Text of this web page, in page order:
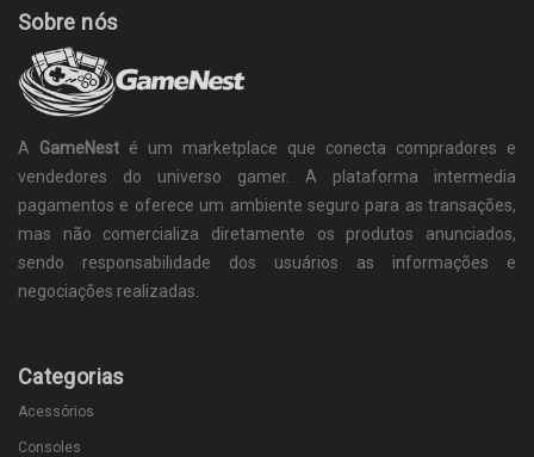
Sobre nós
A GameNest é um marketplace que conecta compradores e
vendedores do universo gamer. A plataforma intermedia
pagamentos e oferece um ambiente seguro para as transações,
mas não comercializa diretamente os produtos anunciados,
sendo responsabilidade dos usuários as informações e
negociações realizadas.
Categorias
Acessórios
Consoles